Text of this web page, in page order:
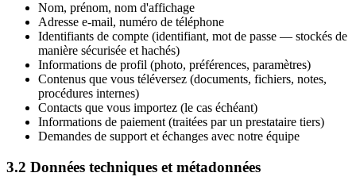
Nom, prénom, nom d'affichage
Adresse e-mail, numéro de téléphone
Identifiants de compte (identifiant, mot de passe — stockés de
manière sécurisée et hachés)
Informations de profil (photo, préférences, paramètres)
Contenus que vous téléversez (documents, fichiers, notes,
procédures internes)
Contacts que vous importez (le cas échéant)
Informations de paiement (traitées par un prestataire tiers)
Demandes de support et échanges avec notre équipe
3.2 Données techniques et métadonnées